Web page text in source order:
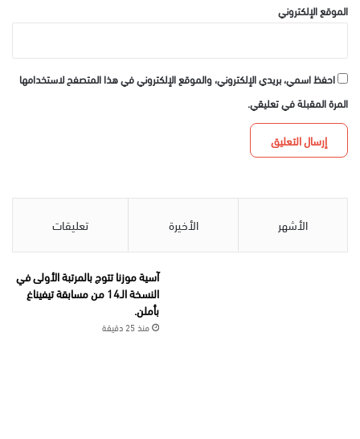
الموقع الإلكتروني
احفظ اسمي، بريدي الإلكتروني، والموقع الإلكتروني في هذا المتصفح لاستخدامها
المرة المقبلة في تعليقي.
الأشهر الأخيرة تعليقات
آسية موزنا تتوج بالمرتبة الأولى في
النسخة الـ14 من مسابقة تيفيناغ
بأملن.
منذ 25 دقيقة